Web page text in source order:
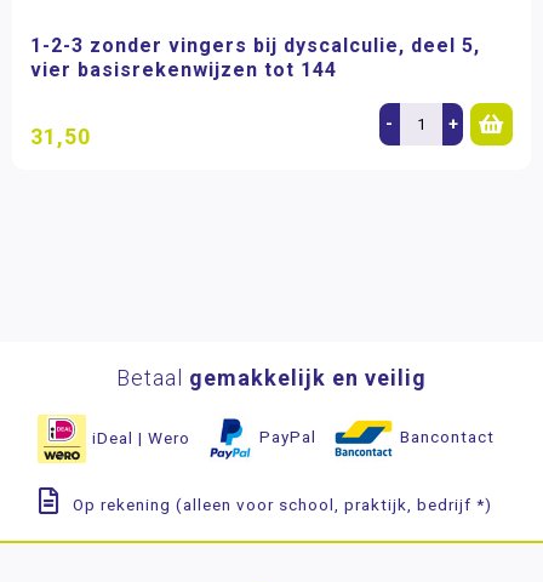
1-2-3 zonder vingers bij dyscalculie, deel 5,
vier basisrekenwijzen tot 144
31,50 - +
Betaal gemakkelijk en veilig
iDeal | Wero PayPal Bancontact
Op rekening (alleen voor school, praktijk, bedrijf *)